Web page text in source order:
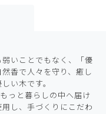
弱いことでもなく、「優
香で人々を守り、癒し
い木です。
っと暮らしの中へ届け
し、手づくりにこだわ